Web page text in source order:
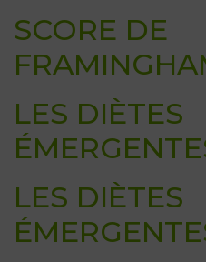
SCORE DE
LES DIÈTES
LES DIÈTES